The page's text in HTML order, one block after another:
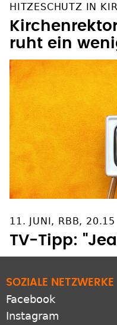
HITZESCHUTZ IN
ruht ein
11. JUNI, RBB, 20.15
TV-Tipp:
SOZIALE NETZWERKE
Facebook
Instagram